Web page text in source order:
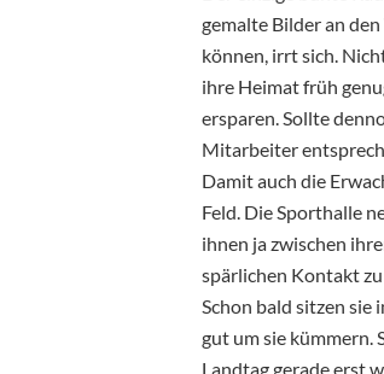
gemalte Bilder an
können, irrt sich.
ihre Heimat früh
ersparen. Sollte
Mitarbeiter
Damit auch die
Feld. Die Sporthalle
ihnen ja zwischen
spärlichen Kontakt
Schon bald sitzen
gut um sie kümmern.
Landtag gerade erst